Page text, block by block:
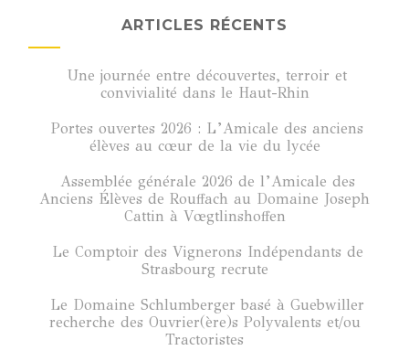
ARTICLES RÉCENTS
Une journée entre découvertes, terroir et
convivialité dans le Haut-Rhin
Portes ouvertes 2026 : L’Amicale des anciens
élèves au cœur de la vie du lycée
Assemblée générale 2026 de l’Amicale des
Anciens Élèves de Rouffach au Domaine Joseph
Cattin à Vœgtlinshoffen
Le Comptoir des Vignerons Indépendants de
Strasbourg recrute
Le Domaine Schlumberger basé à Guebwiller
recherche des Ouvrier(ère)s Polyvalents et/ou
Tractoristes